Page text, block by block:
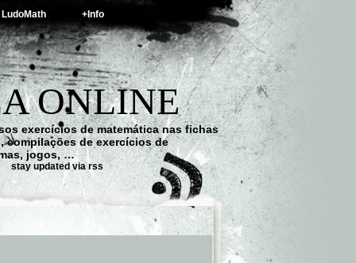
LudoMath +Info
ONLINE
exercícios de matemática nas fichas
compilações de exercícios de
jogos, …
stay updated via rss